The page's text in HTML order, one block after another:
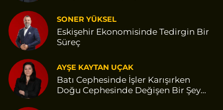
SONER YÜKSEL
Eskişehir Ekonomisinde Tedirgin Bir
Süreç
AYŞE KAYTAN UÇAK
Batı Cephesinde İşler Karışırken
Doğu Cephesinde Değişen Bir Şey